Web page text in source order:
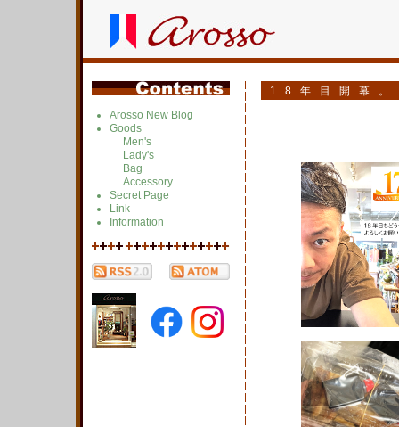
Arosso New Blog
Goods
Men's
Lady's
Bag
Accessory
Secret Page
Link
Information
18年目開幕。